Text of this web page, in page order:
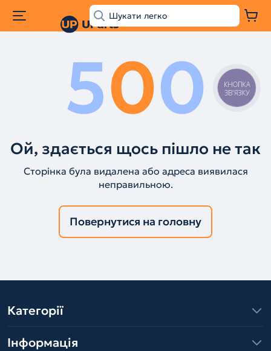
500
Ой, здається щось пішло не так
Сторінка була видалена або адреса виявилася
неправильною.
Повернутися на головну
Категорії
Інформація
КНОПКА
ЗВ'ЯЗКУ